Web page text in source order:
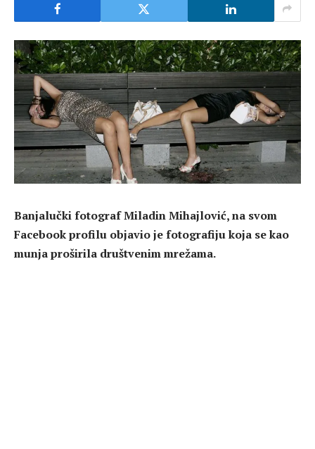
Banjalučki fotograf Miladin Mihajlović, na svom
Facebook profilu objavio je fotografiju koja se kao
munja proširila društvenim mrežama.